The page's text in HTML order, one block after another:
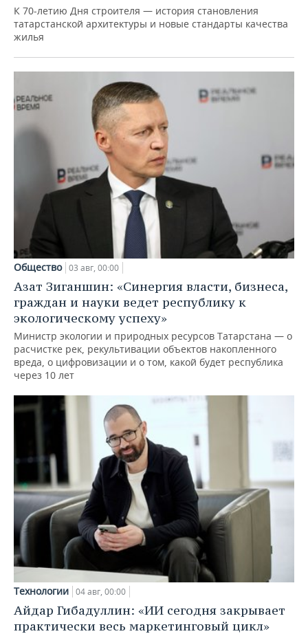
К 70-летию Дня строителя — история становления
татарстанской архитектуры и новые стандарты качества
жилья
Общество 03 авг, 00:00
Азат Зиганшин: «Синергия власти, бизнеса,
граждан и науки ведет республику к
экологическому успеху»
Министр экологии и природных ресурсов Татарстана — о
расчистке рек, рекультивации объектов накопленного
вреда, о цифровизации и о том, какой будет республика
через 10 лет
Технологии 04 авг, 00:00
Айдар Гибадуллин: «ИИ сегодня закрывает
практически весь маркетинговый цикл»